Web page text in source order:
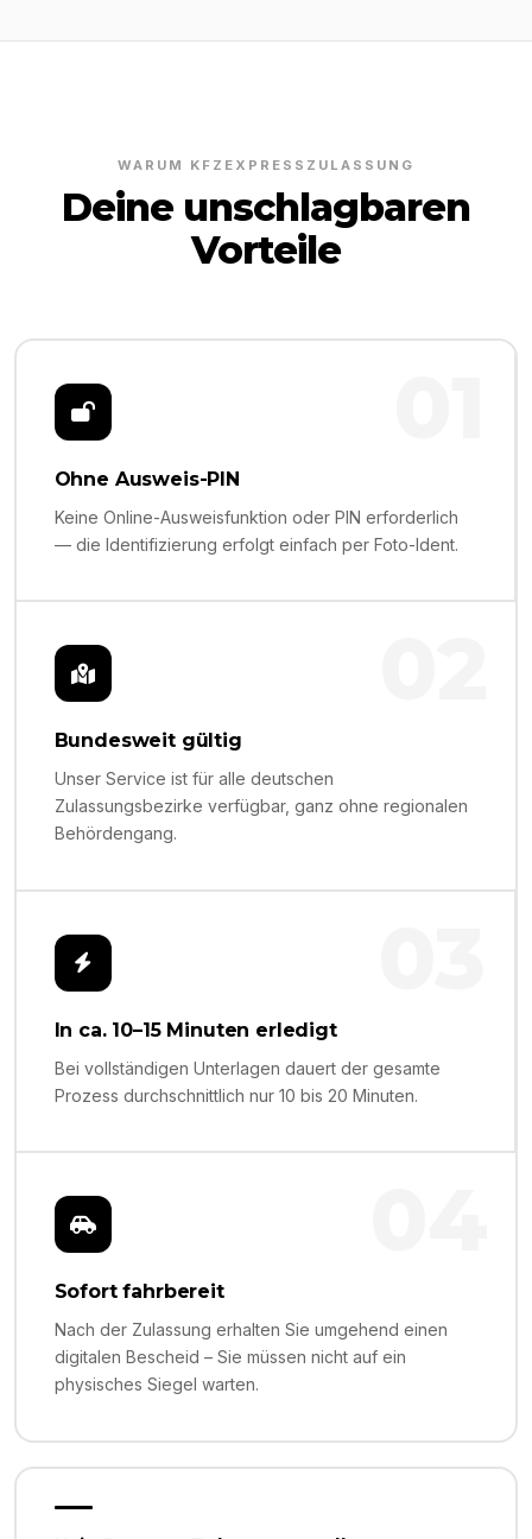
WARUM KFZEXPRESSZULASSUNG
Deine unschlagbaren
Vorteile
Ohne Ausweis-PIN
Keine Online-Ausweisfunktion oder PIN erforderlich
— die Identifizierung erfolgt einfach per Foto-Ident.
Bundesweit gültig
Unser Service ist für alle deutschen
Zulassungsbezirke verfügbar, ganz ohne regionalen
Behördengang.
In ca. 10–15 Minuten erledigt
Bei vollständigen Unterlagen dauert der gesamte
Prozess durchschnittlich nur 10 bis 20 Minuten.
Sofort fahrbereit
Nach der Zulassung erhalten Sie umgehend einen
digitalen Bescheid – Sie müssen nicht auf ein
physisches Siegel warten.